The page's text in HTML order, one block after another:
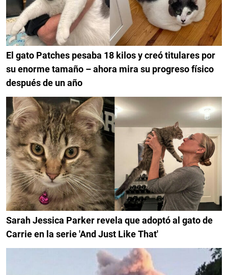
El gato Patches pesaba 18 kilos y creó titulares por
su enorme tamaño – ahora mira su progreso físico
después de un año
Sarah Jessica Parker revela que adoptó al gato de
Carrie en la serie 'And Just Like That'